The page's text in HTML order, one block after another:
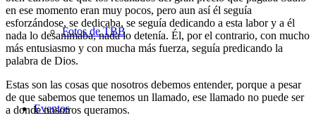
Fotos de TBB
Eventos
en ese momento eran muy pocos, pero aun así él seguía
esforzándose, se dedicaba, se seguía dedicando a esta labor y a él
nada lo desanimaba, nada lo detenía. Él, por el contrario, con mucho
más entusiasmo y con mucha más fuerza, seguía predicando la
palabra de Dios.
Estas son las cosas que nosotros debemos entender, porque a pesar
de que sabemos que tenemos un llamado, ese llamado no puede ser
a donde nosotros queramos.